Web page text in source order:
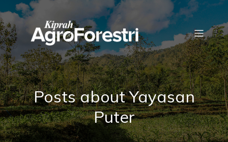
Posts about Yayasan
Puter